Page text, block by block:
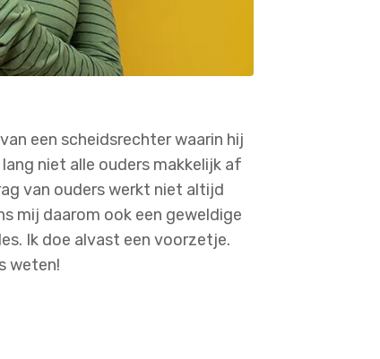
een scheidsrechter waarin hij
niet alle ouders makkelijk af
van ouders werkt niet altijd
mij daarom ook een geweldige
Ik doe alvast een voorzetje.
weten!